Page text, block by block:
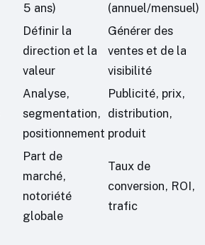
5 ans)
(annuel/mensuel)
Définir la
direction et la
valeur
Générer des
ventes et de la
visibilité
Analyse,
segmentation,
positionnement
Publicité, prix,
distribution,
produit
Part de
marché,
notoriété
globale
Taux de
conversion, ROI,
trafic